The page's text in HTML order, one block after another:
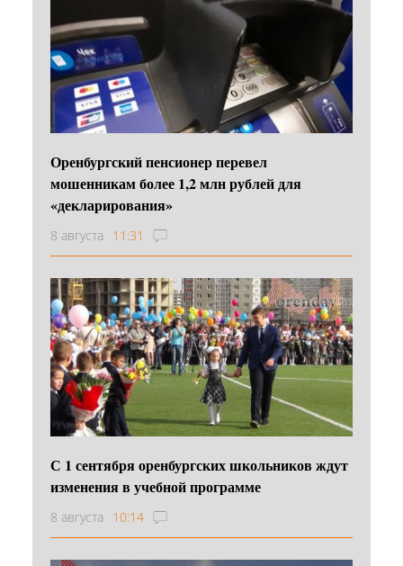
Оренбургский пенсионер перевел
мошенникам более 1,2 млн рублей для
«декларирования»
8 августа 11:31
С 1 сентября оренбургских школьников ждут
изменения в учебной программе
8 августа 10:14